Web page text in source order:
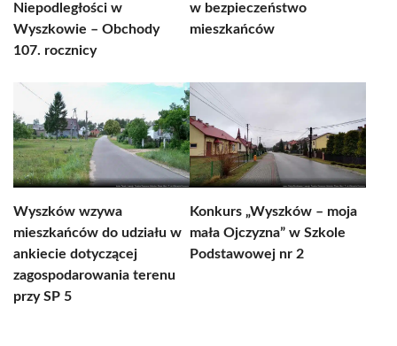
Niepodległości w
Wyszkowie – Obchody
107. rocznicy
w bezpieczeństwo
mieszkańców
Wyszków wzywa
mieszkańców do udziału w
ankiecie dotyczącej
zagospodarowania terenu
przy SP 5
Konkurs „Wyszków – moja
mała Ojczyzna” w Szkole
Podstawowej nr 2